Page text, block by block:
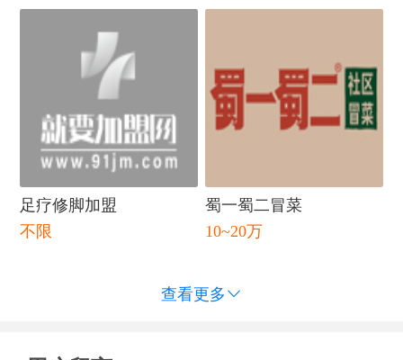
闭
足疗修脚加盟
不限
蜀一蜀二冒菜
10~20万
查看更多 